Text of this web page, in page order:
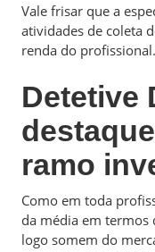
Vale frisar que a
atividades de coleta
renda do profissional.
Detetive
ramo
Como em toda
da média em termos
logo somem do